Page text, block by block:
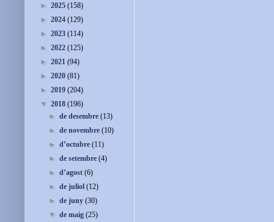
► 2025 (158)
► 2024 (129)
► 2023 (114)
► 2022 (125)
► 2021 (94)
► 2020 (81)
► 2019 (204)
▼ 2018 (196)
►de desembre(13)
►de novembre(10)
►d’octubre(11)
►de setembre(4)
►d’agost(6)
►de juliol(12)
►de juny(30)
▼de maig(25)